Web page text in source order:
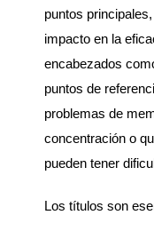
puntos
impacto en la
encabezados
puntos de
problemas de
concentración o
pueden tener
Los títulos son